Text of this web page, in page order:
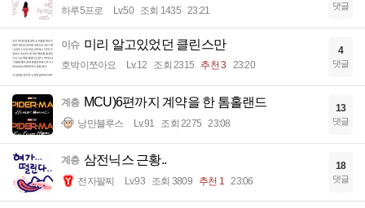
하루5프로 Lv.50 조회 1435 23:21 댓글
이슈 미리 알고있었던 클린스만
호박이쪼아요 Lv.12 조회 2315 추천 3 23:20
4
댓글
계층 MCU)6편까지 계약을 한 톰홀랜드
낭만블루스 Lv.91 조회 2275 23:08
13
댓글
계층 삼전닉스 근황..
전자팔찌 Lv.93 조회 3809 추천 1 23:06
18
댓글